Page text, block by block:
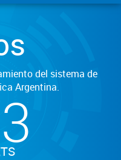
del sistema de
Argentina.